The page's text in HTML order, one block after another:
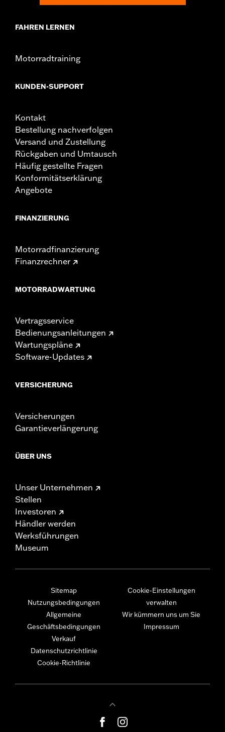
FAHREN LERNEN
Motorradtraining
KUNDEN-SUPPORT
Kontakt
Bestellung nachverfolgen
Versand und Zustellung
Rückgaben und Umtausch
Häufig gestellte Fragen
Konformitätserklärung
Angebote
FINANZIERUNG
Motorradfinanzierung
Finanzrechner
MOTORRADWARTUNG
Vertragsservice
Bedienungsanleitungen
Wartungspläne
Software-Updates
VERSICHERUNG
Versicherungen
Garantieverlängerung
ÜBER UNS
Unser Unternehmen
Stellen
Investoren
Händler werden
Werksführungen
Museum
Sitemap
Nutzungsbedingungen
Allgemeine
Geschäftsbedingungen
Verkauf
Datenschutzrichtlinie
Cookie-Richtlinie
Cookie-Einstellungen
verwalten
Wir kümmern uns um Sie
Impressum